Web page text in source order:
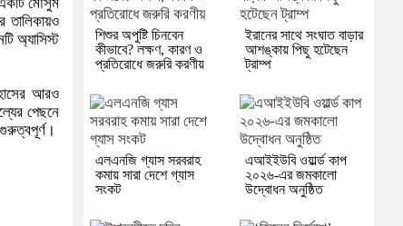
তালিকায়ও
অ্যাসিস্ট
আরও
পেছনে
শিশুর অপুষ্টি চিনবেন
কীভাবে? লক্ষণ, কারণ ও
প্রতিরোধে জরুরি করণীয়
ইরানের সাথে সংঘাত বাড়ার
আশঙ্কায় পিছু হটেছেন
ট্রাম্প
এলএনজি গ্যাস সরবরাহ
কমায় সারা দেশে গ্যাস
সংকট
এআইইউবি ওয়ার্ল্ড কাপ
২০২৬-এর জমকালো
উদ্বোধন অনুষ্ঠিত